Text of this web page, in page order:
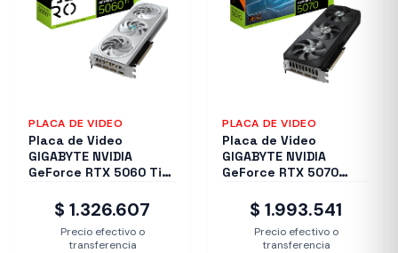
PLACA DE VIDEO
Placa de Video
GIGABYTE NVIDIA
GeForce RTX 5060 Ti
$ 1.326.607
Precio efectivo o
transferencia
PLACA DE VIDEO
Placa de Video
GIGABYTE NVIDIA
GeForce RTX 5070
$ 1.993.541
Precio efectivo o
transferencia